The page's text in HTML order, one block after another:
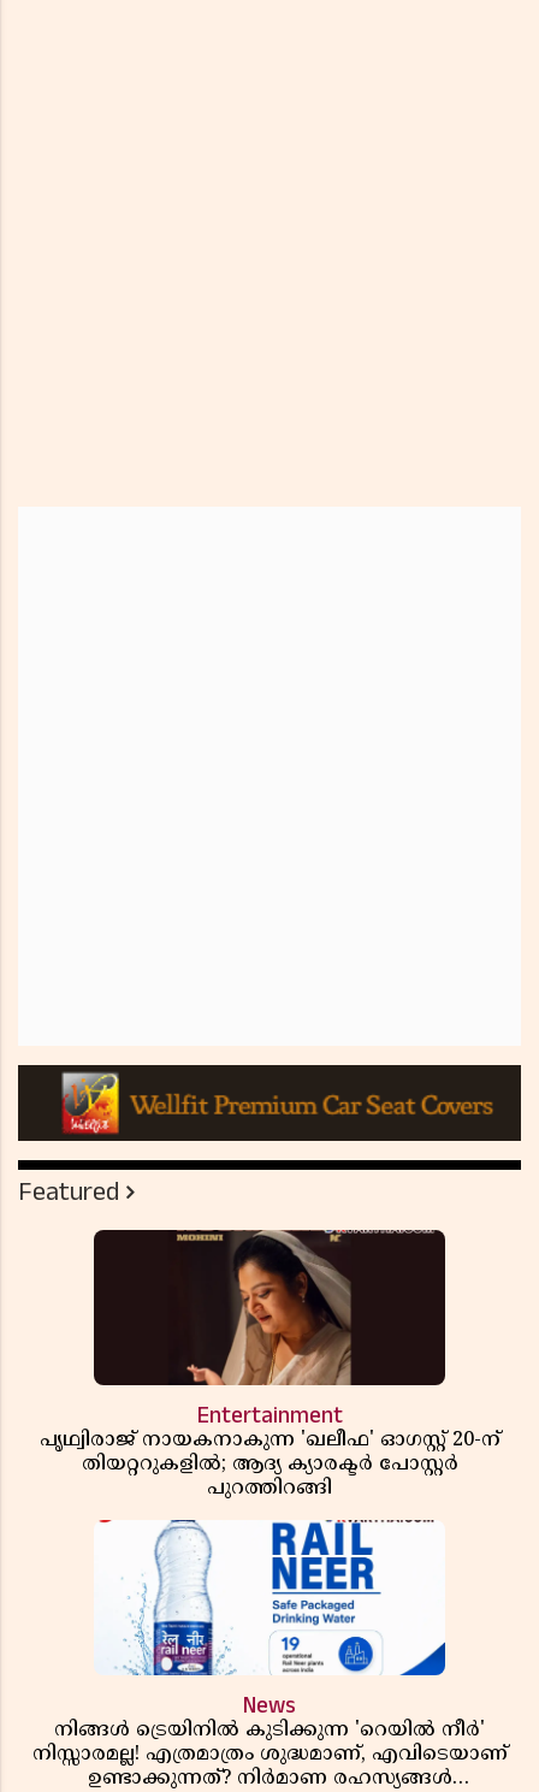
Featured
Entertainment
പൃഥ്വിരാജ് നായകനാകുന്ന 'ഖലീഫ' ഓഗസ്റ്റ് 20-ന്
തിയറ്ററുകളിൽ; ആദ്യ ക്യാരക്ടർ പോസ്റ്റർ
പുറത്തിറങ്ങി
News
നിങ്ങൾ ട്രെയിനിൽ കുടിക്കുന്ന 'റെയിൽ നീർ'
നിസ്സാരമല്ല! എത്രമാത്രം ശുദ്ധമാണ്, എവിടെയാണ്
ഉണ്ടാക്കുന്നത്? നിർമാണ രഹസ്യങ്ങൾ